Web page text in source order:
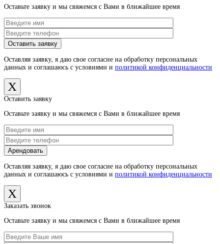
Оставьте заявку и мы свяжемся с Вами в ближайшее время
Оставляя заявку, я даю свое согласие на обработку персональных
данных и соглашаюсь с условиями и политикой конфиденциальности
X
Оставить заявку
Оставьте заявку и мы свяжемся с Вами в ближайшее время
Оставляя заявку, я даю свое согласие на обработку персональных
данных и соглашаюсь с условиями и политикой конфиденциальности
X
Заказать звонок
Оставьте заявку и мы свяжемся с Вами в ближайшее время